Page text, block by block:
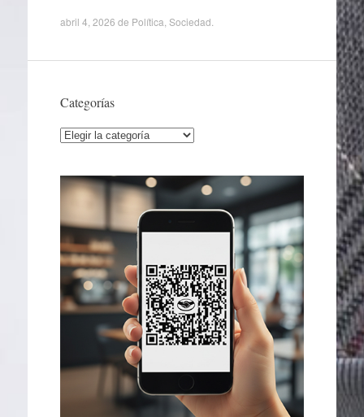
abril 4, 2026 de Política Sociedad
Categorías
Categorías